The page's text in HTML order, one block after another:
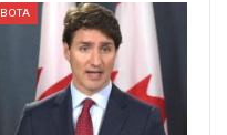
BOTA